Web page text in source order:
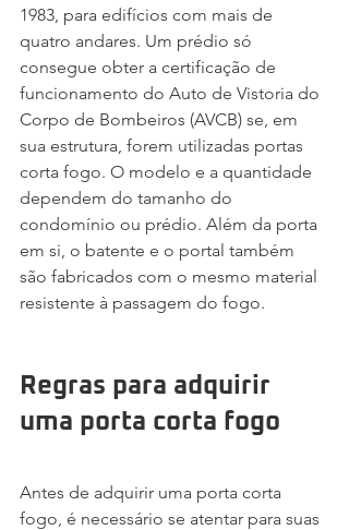
1983, para edifícios com mais de
quatro andares. Um prédio só
consegue obter a certificação de
funcionamento do Auto de Vistoria do
Corpo de Bombeiros (AVCB) se, em
sua estrutura, forem utilizadas portas
corta fogo. O modelo e a quantidade
dependem do tamanho do
condomínio ou prédio. Além da porta
em si, o batente e o portal também
são fabricados com o mesmo material
resistente à passagem do fogo.
Regras para adquirir
uma porta corta fogo
Antes de adquirir uma porta corta
fogo, é necessário se atentar para suas